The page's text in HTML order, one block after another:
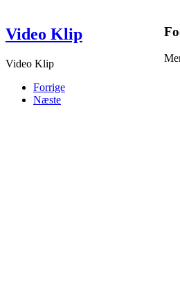
Video Klip
Video Klip
Forrige
Næste